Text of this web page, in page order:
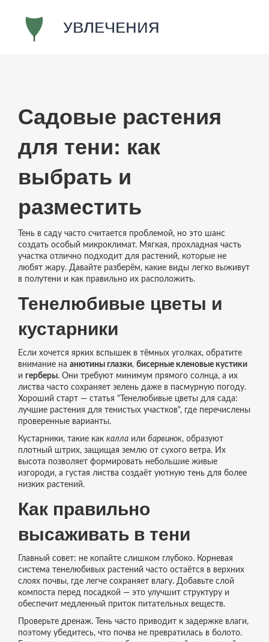
Садовые растения
для тени: как
выбрать и
разместить
Тень в саду часто считается проблемой, но это шанс
создать особый микроклимат. Мягкая, прохладная часть
участка отлично подходит для растений, которые не
любят жару. Давайте разберём, какие виды легко выживут
в полутени и как правильно их расположить.
Тенелюбивые цветы и
кустарники
Если хочется ярких вспышек в тёмных уголках, обратите
внимание на анютины глазки, бисерные кленовые кустики
и герберы. Они требуют минимум прямого солнца, а их
листва часто сохраняет зелень даже в пасмурную погоду.
Хороший старт — статья "Тенелюбивые цветы для сада:
лучшие растения для тенистых участков", где перечислены
проверенные варианты.
Кустарники, такие как каллаили барвинок, образуют
плотный штрих, защищая землю от сухого ветра. Их
высота позволяет формировать небольшие живые
изгороди, а густая листва создаёт уютную тень для более
низких растений.
Как правильно
высаживать в тени
Главный совет: не копайте слишком глубоко. Корневая
система тенелюбивых растений часто остаётся в верхних
слоях почвы, где легче сохраняет влагу. Добавьте слой
компоста перед посадкой — это улучшит структуру и
обеспечит медленный приток питательных веществ.
Проверьте дренаж. Тень часто приводит к задержке влаги,
поэтому убедитесь, что почва не превратилась в болото.